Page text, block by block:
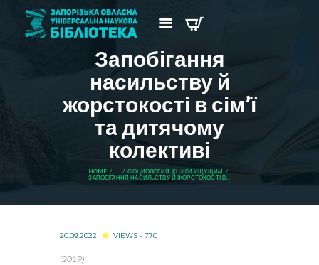
Запобігання
насильству й
жорстокості в сім’ї
та дитячому
колективі
HOME ...
СОЦИОЛОГИЯ: КНИГИ ИЩУЩИМ
ЗАПОБІГАННЯ НАСИЛЬСТВУ Й ЖОРСТОКОСТІ В...
20.09.2022 VIEWS - 770
(2019)